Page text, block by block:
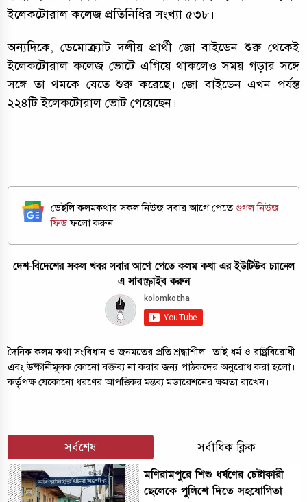
ইলেকটোরাল কলেজ প্রতিনিধির সংখ্যা ৫৩৮।
অন্যদিকে, ডেমোক্র্যাট দলীয় প্রার্থী জো বাইডেন শুরু থেকেই
ইলেকটোরাল কলেজ ভোটে এগিয়ে থাকলেও সময় গড়ার সঙ্গে
সঙ্গে তা থমকে যেতে শুরু করেছে। জো বাইডেন এখন পর্যন্ত
২২৪টি ইলেকটোরাল ভোট পেয়েছেন।
ডেইলি কলমকথার সকল নিউজ সবার আগে পেতেগুগল নিউজ
ফিডফলো করুন
দেশ-বিদেশের সকল খবর সবার আগে পেতে কলম কথা এর ইউটিউব চ্যানেল
এ সাবস্ক্রাইব করুন
দৈনিক কলম কথা সংবিধান ও জনমতের প্রতি শ্রদ্ধাশীল। তাই ধর্ম ও রাষ্ট্রবিরোধী
এবং উষ্কানীমূলক কোনো বক্তব্য না করার জন্য পাঠকদের অনুরোধ করা হলো।
কর্তৃপক্ষ যেকোনো ধরণের আপত্তিকর মন্তব্য মডারেশনের ক্ষমতা রাখেন।
সর্বশেষ সর্বাধিক ক্লিক
মণিরামপুরে শিশু ধর্ষণের চেষ্টাকারী
ছেলেকে পুলিশে দিতে সহযোগিতা